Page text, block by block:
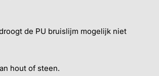
de PU bruislijm mogelijk niet
hout of steen.